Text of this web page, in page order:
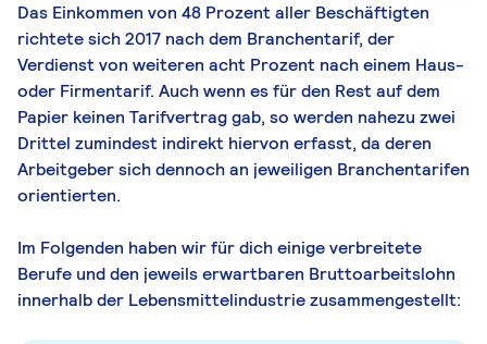
Das Einkommen von 48 Prozent aller Beschäftigten
richtete sich 2017 nach dem Branchentarif, der
Verdienst von weiteren acht Prozent nach einem Haus-
oder Firmentarif. Auch wenn es für den Rest auf dem
Papier keinen Tarifvertrag gab, so werden nahezu zwei
Drittel zumindest indirekt hiervon erfasst, da deren
Arbeitgeber sich dennoch an jeweiligen Branchentarifen
orientierten.
Im Folgenden haben wir für dich einige verbreitete
Berufe und den jeweils erwartbaren Bruttoarbeitslohn
innerhalb der Lebensmittelindustrie zusammengestellt: